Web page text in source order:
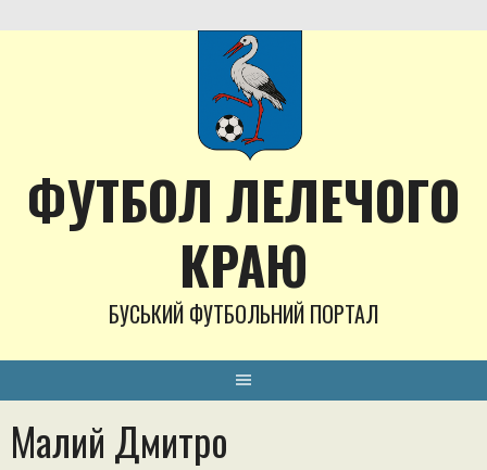
to
ФУТБОЛ ЛЕЛЕЧОГО
КРАЮ
БУСЬКИЙ ФУТБОЛЬНИЙ ПОРТАЛ
Малий Дмитро